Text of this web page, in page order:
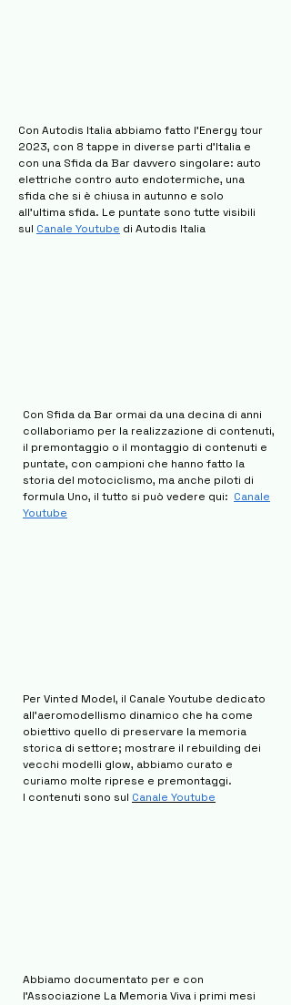
Con Autodis Italia abbiamo fatto l’Energy tour
2023, con 8 tappe in diverse parti d’Italia e
con una Sfida da Bar davvero singolare: auto
elettriche contro auto endotermiche, una
sfida che si è chiusa in autunno e solo
all'ultima sfida. Le puntate sono tutte visibili
sul Canale Youtube di Autodis Italia
Con Sfida da Bar ormai da una decina di anni
collaboriamo per la realizzazione di contenuti,
il premontaggio o il montaggio di contenuti e
puntate, con campioni che hanno fatto la
storia del motociclismo, ma anche piloti di
formula Uno, il tutto si può vedere qui: Canale
Youtube
Per Vinted Model, il Canale Youtube dedicato
all'aeromodellismo dinamico che ha come
obiettivo quello di preservare la memoria
storica di settore; mostrare il rebuilding dei
vecchi modelli glow, abbiamo curato e
curiamo molte riprese e premontaggi.
I contenuti sono sul Canale Youtube
Abbiamo documentato per e con
l'Associazione La Memoria Viva i primi mesi